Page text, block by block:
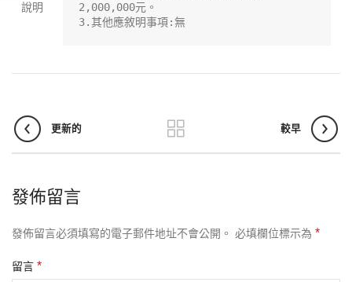
說明
2,000,000元。
3.其他應敘明事項:無
更新的 較早
發佈留言
發佈留言必須填寫的電子郵件地址不會公開。 必填欄位標示為 *
留言 *